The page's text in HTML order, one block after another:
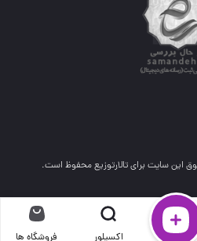
اکسپلور فروشگاه ها
این سایت برای تالارتوزیع محفوظ است.